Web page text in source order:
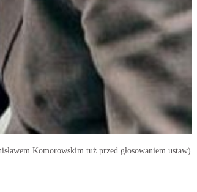
Komorowskim tuż przed głosowaniem ustaw)